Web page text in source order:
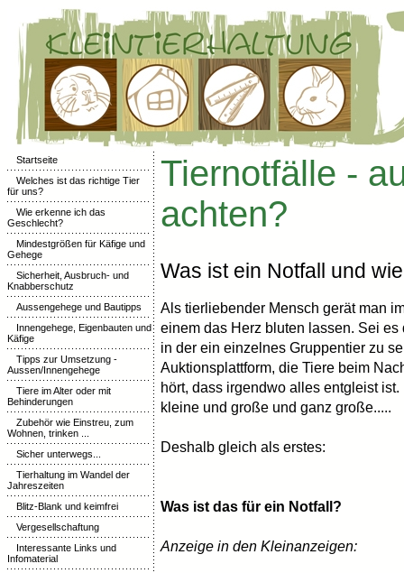
Startseite
Welches ist das richtige Tier
für uns?
Wie erkenne ich das
Geschlecht?
Mindestgrößen für Käfige und
Gehege
Sicherheit, Ausbruch- und
Knabberschutz
Aussengehege und Bautipps
Innengehege, Eigenbauten und
Käfige
Tipps zur Umsetzung -
Aussen/Innengehege
Tiere im Alter oder mit
Behinderungen
Zubehör wie Einstreu, zum
Wohnen, trinken ...
Sicher unterwegs...
Tierhaltung im Wandel der
Jahreszeiten
Blitz-Blank und keimfrei
Vergesellschaftung
Interessante Links und
Infomaterial
Tiernotfälle -
achten?
Was ist ein Notfall und
Als tierliebender Mensch gerät man
einem das Herz bluten lassen. Sei
in der ein einzelnes Gruppentier zu
Auktionsplattform, die Tiere beim
hört, dass irgendwo alles entgleist
kleine und große und ganz große.....
Deshalb gleich als erstes:
Was ist das für ein Notfall?
Anzeige in den Kleinanzeigen: